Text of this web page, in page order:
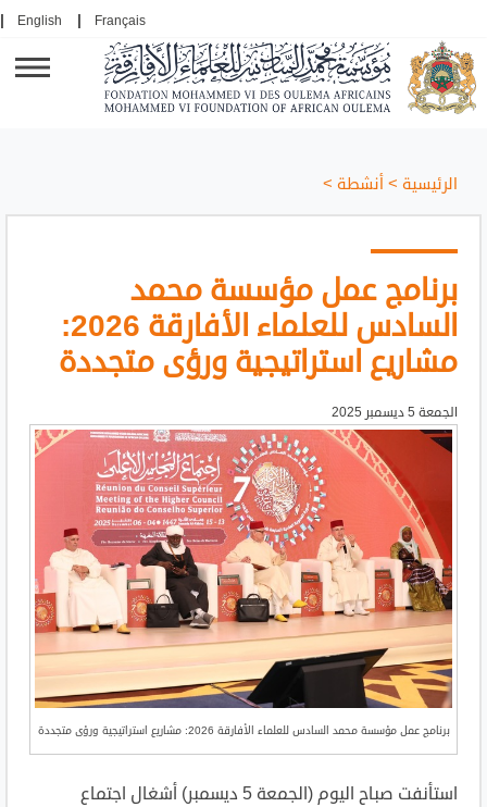
Français
English
الرئيسية >أنشطة >
برنامج عمل مؤسسة محمد
السادس للعلماء الأفارقة 2026:
مشاريع استراتيجية ورؤى متجددة
الجمعة 5 ديسمبر 2025
برنامج عمل مؤسسة محمد السادس للعلماء الأفارقة 2026: مشاريع استراتيجية ورؤى متجددة
استأنفت صباح اليوم (الجمعة 5 ديسمبر) أشغال اجتماع